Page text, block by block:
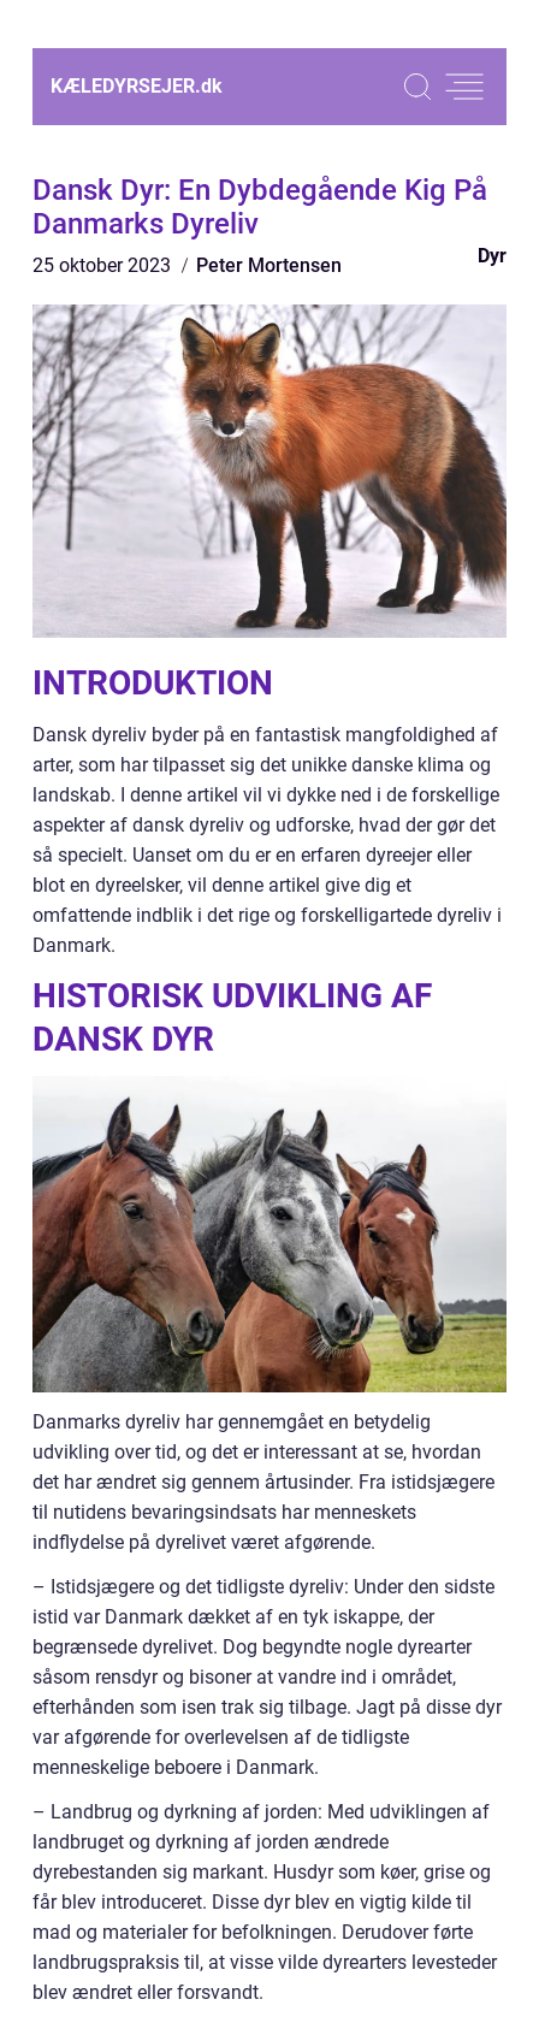
KÆLEDYRSEJER.dk
Dansk Dyr: En Dybdegående Kig På
Danmarks Dyreliv
25 oktober 2023 Peter Mortensen Dyr
INTRODUKTION
Dansk dyreliv byder på en fantastisk mangfoldighed af
arter, som har tilpasset sig det unikke danske klima og
landskab. I denne artikel vil vi dykke ned i de forskellige
aspekter af dansk dyreliv og udforske, hvad der gør det
så specielt. Uanset om du er en erfaren dyreejer eller
blot en dyreelsker, vil denne artikel give dig et
omfattende indblik i det rige og forskelligartede dyreliv i
Danmark.
HISTORISK UDVIKLING AF
DANSK DYR
Danmarks dyreliv har gennemgået en betydelig
udvikling over tid, og det er interessant at se, hvordan
det har ændret sig gennem årtusinder. Fra istidsjægere
til nutidens bevaringsindsats har menneskets
indflydelse på dyrelivet været afgørende.
– Istidsjægere og det tidligste dyreliv: Under den sidste
istid var Danmark dækket af en tyk iskappe, der
begrænsede dyrelivet. Dog begyndte nogle dyrearter
såsom rensdyr og bisoner at vandre ind i området,
efterhånden som isen trak sig tilbage. Jagt på disse dyr
var afgørende for overlevelsen af de tidligste
menneskelige beboere i Danmark.
– Landbrug og dyrkning af jorden: Med udviklingen af
landbruget og dyrkning af jorden ændrede
dyrebestanden sig markant. Husdyr som køer, grise og
får blev introduceret. Disse dyr blev en vigtig kilde til
mad og materialer for befolkningen. Derudover førte
landbrugspraksis til, at visse vilde dyrearters levesteder
blev ændret eller forsvandt.